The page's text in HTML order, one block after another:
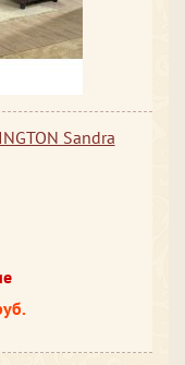
Sandra